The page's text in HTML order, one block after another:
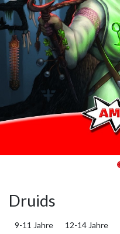
Druids
9-11 Jahre 12-14 Jahre